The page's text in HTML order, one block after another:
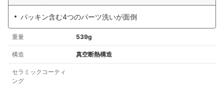
パッキン含む4つのパーツ洗いが面倒
重量 539g
構造 真空断熱構造
セラミックコーティ
ング